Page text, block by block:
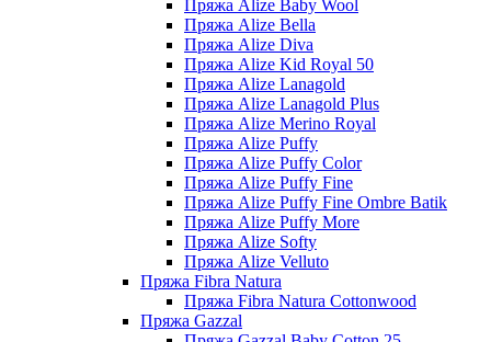
Пряжа Alize Baby Wool
Пряжа Alize Bella
Пряжа Alize Diva
Пряжа Alize Kid Royal 50
Пряжа Alize Lanagold
Пряжа Alize Lanagold Plus
Пряжа Alize Merino Royal
Пряжа Alize Puffy
Пряжа Alize Puffy Color
Пряжа Alize Puffy Fine
Пряжа Alize Puffy Fine Ombre Batik
Пряжа Alize Puffy More
Пряжа Alize Softy
Пряжа Alize Velluto
Пряжа Fibra Natura
Пряжа Fibra Natura Cottonwood
Пряжа Gazzal